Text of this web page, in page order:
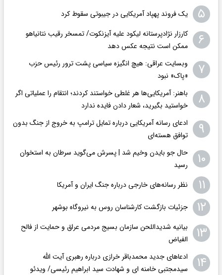
۵ یک فروند پهپاد آمریکایی در جیبوتی سقوط کرد
۶
کارزار نژادپرستانه لیکود علیه آیزنکوت/ تمسخر رقیب نتانیاهو
ممکن است نتیجه عکس دهد
۷
وبسایت عراقی: هیچ انگیزه سیاسی پشت ترور رئیس حزب
«پاک» نبود
۸
باهنر: آمریکایی‌ها هر غلطی خواستند کردند؛ انتقام را عملیاتی اگر
خواستید بگیرید، شعار دادن فایده ندارد
۹
ادعای رسانه آمریکایی درباره تمایل ترامپ به خروج از جنگ بدون
توافق هسته‌ای
۱۰
حال جو بایدن وخیم شد | پسرش می‌گوید سرطان به استخوان
رسید
۱۱ نظر رسانه‌های خارجی درباره جنگ ایران و آمریکا
۱۲ جزئیات بازگشت کارشناسان روس به نیروگاه بوشهر
۱۳
بیانیه شدیداللحن سازمان بسیج مردمی عراق و حمایت از فالح
الفیاض
۱۴
ادعاهای جدید محمدباقر خرازی درباره رهبری آیت الله
سیدمجتبی خامنه ای و شهادت سید ابراهیم رئیسی/ ویدئو